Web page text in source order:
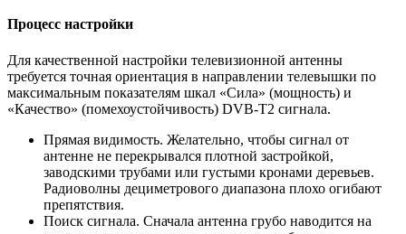
Процесс настройки
Для качественной настройки телевизионной антенны
требуется точная ориентация в направлении телевышки по
максимальным показателям шкал «Сила» (мощность) и
«Качество» (помехоустойчивость) DVB-T2 сигнала.
Прямая видимость. Желательно, чтобы сигнал от
антенне не перекрывался плотной застройкой,
заводскими трубами или густыми кронами деревьев.
Радиоволны дециметрового диапазона плохо огибают
препятствия.
Поиск сигнала. Сначала антенна грубо наводится на